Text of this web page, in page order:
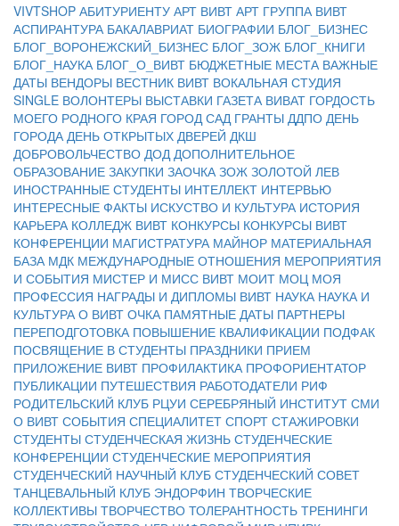
VIVTSHOP АБИТУРИЕНТУ АРТ ВИВТ АРТ ГРУППА ВИВТ
АСПИРАНТУРА БАКАЛАВРИАТ БИОГРАФИИ БЛОГ_БИЗНЕС
БЛОГ_ВОРОНЕЖСКИЙ_БИЗНЕС БЛОГ_ЗОЖ БЛОГ_КНИГИ
БЛОГ_НАУКА БЛОГ_О_ВИВТ БЮДЖЕТНЫЕ МЕСТА ВАЖНЫЕ
ДАТЫ ВЕНДОРЫ ВЕСТНИК ВИВТ ВОКАЛЬНАЯ СТУДИЯ
SINGLE ВОЛОНТЕРЫ ВЫСТАВКИ ГАЗЕТА ВИВАТ ГОРДОСТЬ
МОЕГО РОДНОГО КРАЯ ГОРОД САД ГРАНТЫ ДДПО ДЕНЬ
ГОРОДА ДЕНЬ ОТКРЫТЫХ ДВЕРЕЙ ДКШ
ДОБРОВОЛЬЧЕСТВО ДОД ДОПОЛНИТЕЛЬНОЕ
ОБРАЗОВАНИЕ ЗАКУПКИ ЗАОЧКА ЗОЖ ЗОЛОТОЙ ЛЕВ
ИНОСТРАННЫЕ СТУДЕНТЫ ИНТЕЛЛЕКТ ИНТЕРВЬЮ
ИНТЕРЕСНЫЕ ФАКТЫ ИСКУСТВО И КУЛЬТУРА ИСТОРИЯ
КАРЬЕРА КОЛЛЕДЖ ВИВТ КОНКУРСЫ КОНКУРСЫ ВИВТ
КОНФЕРЕНЦИИ МАГИСТРАТУРА МАЙНОР МАТЕРИАЛЬНАЯ
БАЗА МДК МЕЖДУНАРОДНЫЕ ОТНОШЕНИЯ МЕРОПРИЯТИЯ
И СОБЫТИЯ МИСТЕР И МИСС ВИВТ МОИТ МОЦ МОЯ
ПРОФЕССИЯ НАГРАДЫ И ДИПЛОМЫ ВИВТ НАУКА НАУКА И
КУЛЬТУРА О ВИВТ ОЧКА ПАМЯТНЫЕ ДАТЫ ПАРТНЕРЫ
ПЕРЕПОДГОТОВКА ПОВЫШЕНИЕ КВАЛИФИКАЦИИ ПОДФАК
ПОСВЯЩЕНИЕ В СТУДЕНТЫ ПРАЗДНИКИ ПРИЕМ
ПРИЛОЖЕНИЕ ВИВТ ПРОФИЛАКТИКА ПРОФОРИЕНТАТОР
ПУБЛИКАЦИИ ПУТЕШЕСТВИЯ РАБОТОДАТЕЛИ РИФ
РОДИТЕЛЬСКИЙ КЛУБ РЦУИ СЕРЕБРЯНЫЙ ИНСТИТУТ СМИ
О ВИВТ СОБЫТИЯ СПЕЦИАЛИТЕТ СПОРТ СТАЖИРОВКИ
СТУДЕНТЫ СТУДЕНЧЕСКАЯ ЖИЗНЬ СТУДЕНЧЕСКИЕ
КОНФЕРЕНЦИИ СТУДЕНЧЕСКИЕ МЕРОПРИЯТИЯ
СТУДЕНЧЕСКИЙ НАУЧНЫЙ КЛУБ СТУДЕНЧЕСКИЙ СОВЕТ
ТАНЦЕВАЛЬНЫЙ КЛУБ ЭНДОРФИН ТВОРЧЕСКИЕ
КОЛЛЕКТИВЫ ТВОРЧЕСТВО ТОЛЕРАНТНОСТЬ ТРЕНИНГИ